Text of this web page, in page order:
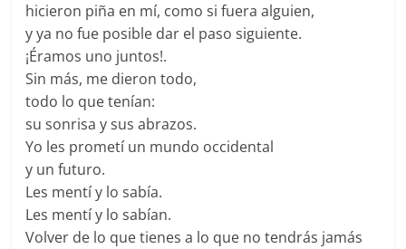
hicieron piña en mí, como si fuera alguien,
y ya no fue posible dar el paso siguiente.
¡Éramos uno juntos!.
Sin más, me dieron todo,
todo lo que tenían:
su sonrisa y sus abrazos.
Yo les prometí un mundo occidental
y un futuro.
Les mentí y lo sabía.
Les mentí y lo sabían.
Volver de lo que tienes a lo que no tendrás jamás